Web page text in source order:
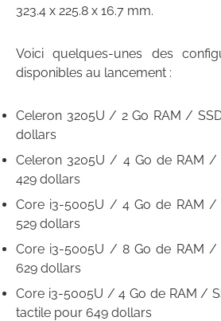
323.4 x 225.8 x 16.7 mm.
Voici quelques-unes des
disponibles au lancement :
Celeron 3205U / 2 Go RAM /
dollars
Celeron 3205U / 4 Go de RAM /
429 dollars
Core i3-5005U / 4 Go de RAM /
529 dollars
Core i3-5005U / 8 Go de RAM /
629 dollars
Core i3-5005U / 4 Go de RAM /
tactile pour 649 dollars